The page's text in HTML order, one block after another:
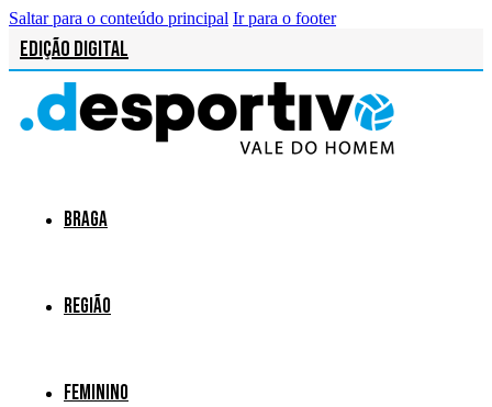
Saltar para o conteúdo principal Ir para o footer
Edição Digital
Braga
Região
Feminino